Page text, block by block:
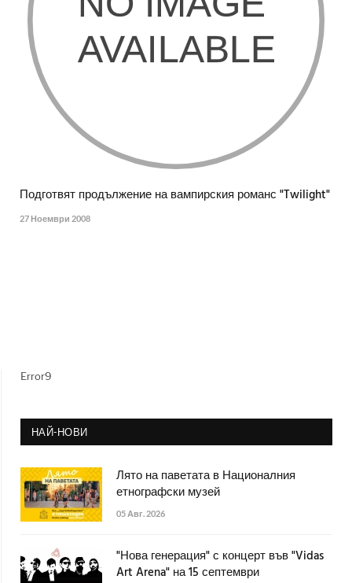
Подготвят продължение на вампирския романс "Twilight"
27 Ноември 2008
Error9
НАЙ-НОВИ
Лято на паветата в Националния
етнографски музей
05 Авг. 2026
"Нова генерация" с концерт във "Vidas
Art Arena" на 15 септември